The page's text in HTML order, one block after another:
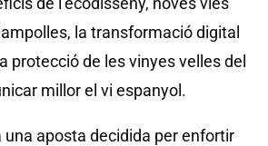
la transformació digital
protecció de les vinyes velles del
millor el vi espanyol.
una aposta decidida per enfortir